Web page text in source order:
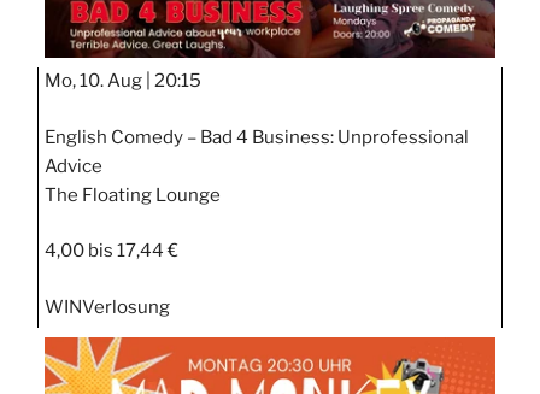
Mo, 10. Aug | 20:15
English Comedy – Bad 4 Business: Unprofessional
Advice
The Floating Lounge
4,00 bis 17,44 €
WINVerlosung